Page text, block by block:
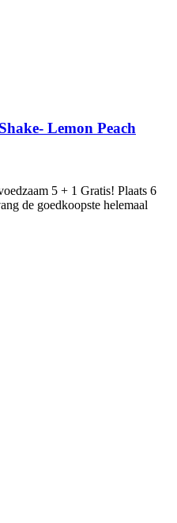
Lemon Peach
5 + 1 Gratis! Plaats 6
de goedkoopste helemaal